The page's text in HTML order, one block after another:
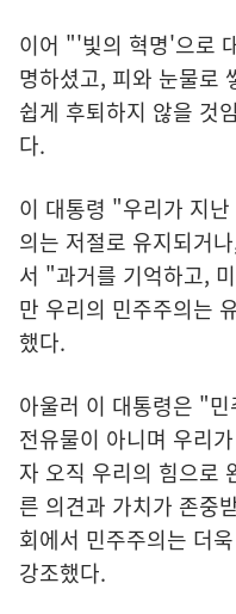
이어 "'빛의 혁명'으로
명하셨고, 피와 눈물로
쉽게 후퇴하지 않을 것
다.
이 대통령 "우리가 지
의는 저절로 유지되거
서 "과거를 기억하고,
만 우리의 민주주의는
했다.
아울러 이 대통령은 "
전유물이 아니며 우리
자 오직 우리의 힘으로
른 의견과 가치가 존중
회에서 민주주의는 더
강조했다.